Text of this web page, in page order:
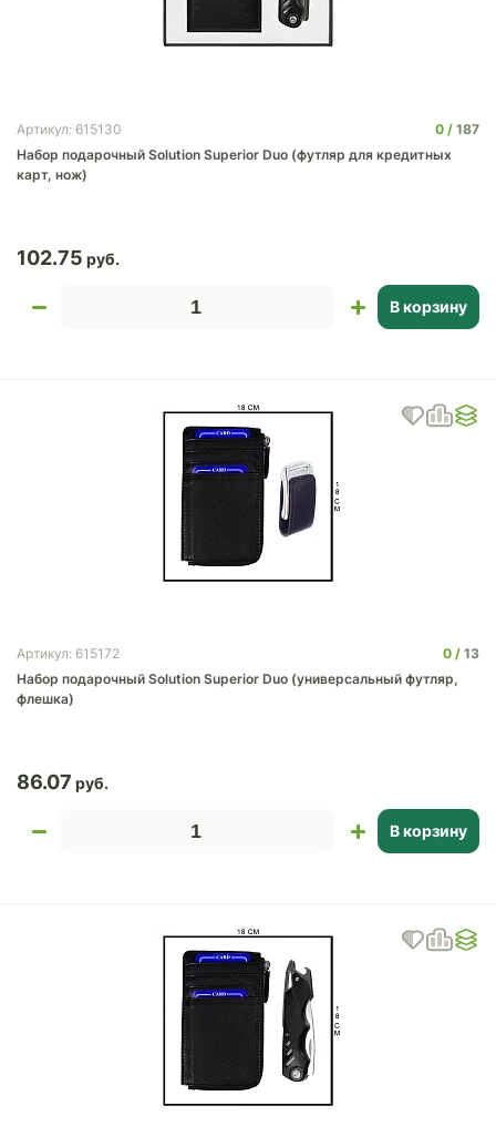
Артикул: 615130 0
187
Набор подарочный Solution Superior Duo (футляр для кредитных
карт, нож)
102.75
В корзину
Артикул: 615172 0
13
Набор подарочный Solution Superior Duo (универсальный футляр,
флешка)
86.07
В корзину